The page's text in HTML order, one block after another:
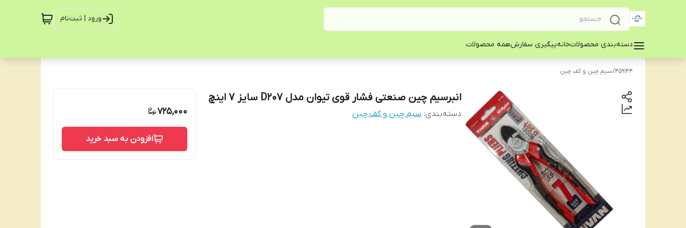
ورود | ثبت‌نام
دسته‌بندی محصولاتخانهپیگیری سفارشهمه محصولات
459144
/سیم چین و کف چین
انبرسیم چین صنعتی فشار قوی تیوان مدل D207 سایز 7 اینچ
دسته‌بندی: سیم چین و کف چین 725,000
افزودن به سبد خرید